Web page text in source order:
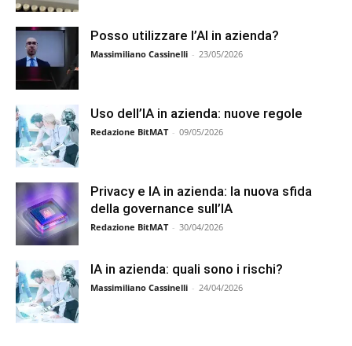
Posso utilizzare l’AI in azienda?
Massimiliano Cassinelli - 23/05/2026
Uso dell’IA in azienda: nuove regole
Redazione BitMAT - 09/05/2026
Privacy e IA in azienda: la nuova sfida
della governance sull’IA
Redazione BitMAT - 30/04/2026
IA in azienda: quali sono i rischi?
Massimiliano Cassinelli - 24/04/2026